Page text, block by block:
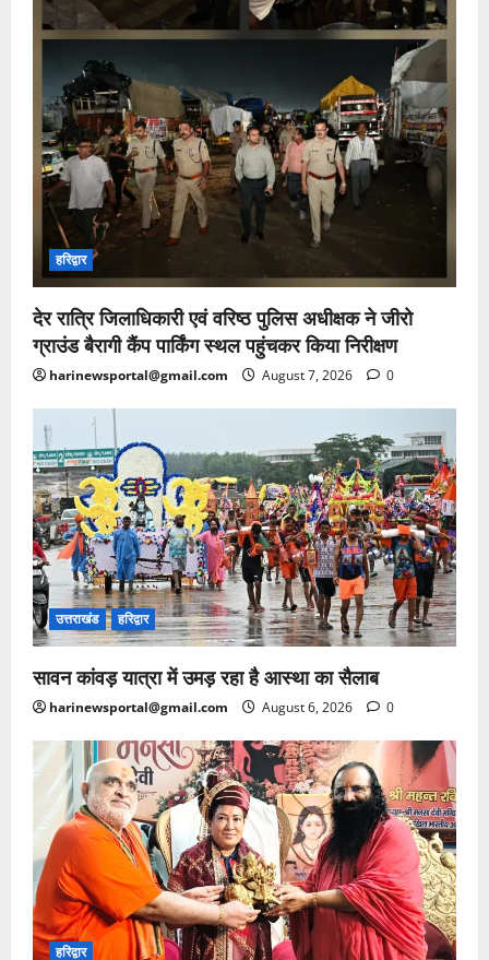
हरिद्वार
देर रात्रि जिलाधिकारी एवं वरिष्ठ पुलिस अधीक्षक ने जीरो
ग्राउंड बैरागी कैंप पार्किंग स्थल पहुंचकर किया निरीक्षण
harinewsportal@gmail.com August 7, 2026 0
उत्तराखंड हरिद्वार
सावन कांवड़ यात्रा में उमड़ रहा है आस्था का सैलाब
harinewsportal@gmail.com August 6, 2026 0
हरिद्वार